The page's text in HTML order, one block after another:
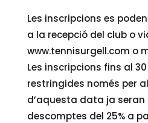
Les inscripcions es
a la recepció del club o
www.tennisurgell.com o
Les inscripcions fins al
restringides només per
d’aquesta data ja seran
descomptes del 25% a